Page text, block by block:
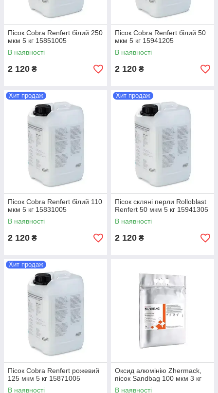
Пісок Cobra Renfert білий 250
мкм 5 кг 15851005
В наявності
2 120 ₴
Пісок Cobra Renfert білий 50
мкм 5 кг 15941205
В наявності
2 120 ₴
Хит продаж
Пісок Cobra Renfert білий 110
мкм 5 кг 15831005
В наявності
2 120 ₴
Хит продаж
Пісок скляні перли Rolloblast
Renfert 50 мкм 5 кг 15941305
В наявності
2 120 ₴
Хит продаж
Пісок Cobra Renfert рожевий
125 мкм 5 кг 15871005
В наявності
Оксид алюмінію Zhermack,
пісок Sandbag 100 мкм 3 кг
В наявності